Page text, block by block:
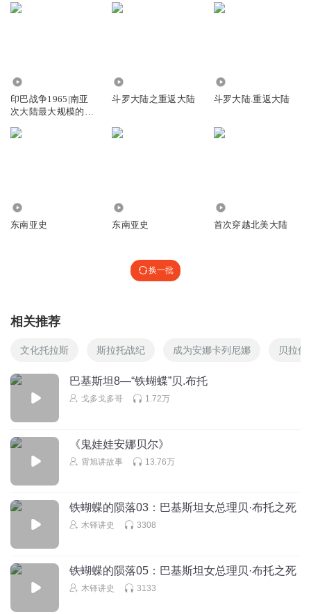
印巴战争1965|南亚
次大陆最大规模的坦
斗罗大陆之重返大陆 斗罗大陆.重返大陆
东南亚史 东南亚史 首次穿越北美大陆
换一批
相关推荐
文化托拉斯 斯拉托战纪 成为安娜卡列尼娜 贝拉传
巴基斯坦8—“铁蝴蝶”贝.布托
戈多戈多哥 1.72万
《鬼娃娃安娜贝尔》
霄旭讲故事 13.76万
铁蝴蝶的陨落03：巴基斯坦女总理贝·布托之死
木铎讲史 3308
铁蝴蝶的陨落05：巴基斯坦女总理贝·布托之死
木铎讲史 3133